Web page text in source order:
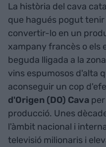
La història del cava
que hagués pogut
convertir-lo en un
xampany francès o els
beguda lligada a la
vins espumosos d'alta
aconseguir un cop
d'Origen (DO) Cava
producció. Unes
l'àmbit nacional i
televisió milionaris i